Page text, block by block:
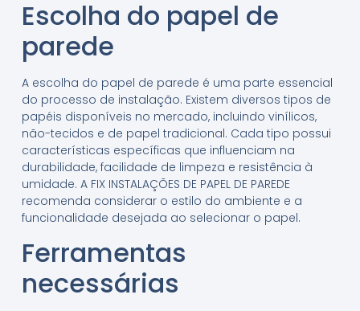
Escolha do papel de
parede
A escolha do papel de parede é uma parte essencial
do processo de instalação. Existem diversos tipos de
papéis disponíveis no mercado, incluindo vinílicos,
não-tecidos e de papel tradicional. Cada tipo possui
características específicas que influenciam na
durabilidade, facilidade de limpeza e resistência à
umidade. A FIX INSTALAÇÕES DE PAPEL DE PAREDE
recomenda considerar o estilo do ambiente e a
funcionalidade desejada ao selecionar o papel.
Ferramentas
necessárias